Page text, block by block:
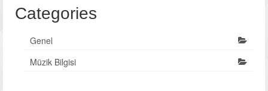
Categories
Genel
Müzik Bilgisi